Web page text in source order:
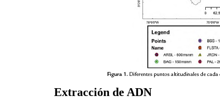
Extracción de ADN